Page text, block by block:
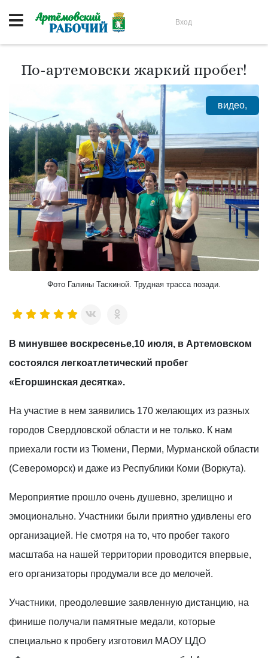
Вход
По-артемовски жаркий пробег!
видео,
Фото Галины Таскиной. Трудная трасса позади.
В минувшее воскресенье,10 июля, в Артемовском
состоялся легкоатлетический пробег
«Егоршинская десятка».
На участие в нем заявились 170 желающих из разных
городов Свердловской области и не только. К нам
приехали гости из Тюмени, Перми, Мурманской области
(Североморск) и даже из Республики Коми (Воркута).
Мероприятие прошло очень душевно, зрелищно и
эмоционально. Участники были приятно удивлены его
организацией. Не смотря на то, что пробег такого
масштаба на нашей территории проводится впервые,
его организаторы продумали все до мелочей.
Участники, преодолевшие заявленную дистанцию, на
финише получали памятные медали, которые
специально к пробегу изготовил МАОУ ЦДО